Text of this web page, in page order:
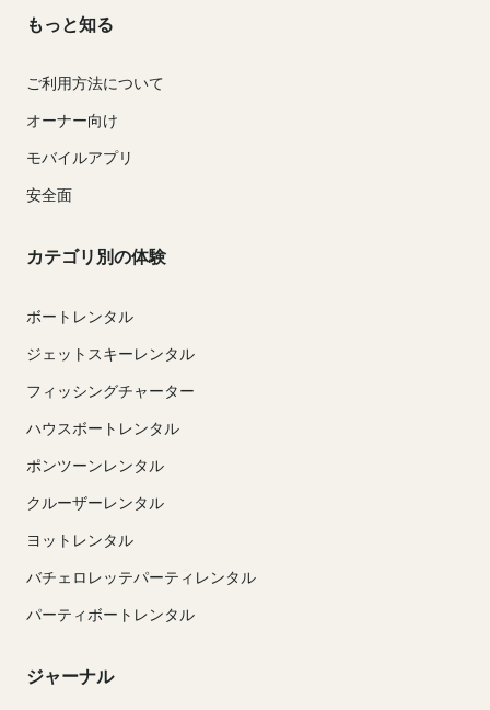
もっと知る
ご利用方法について
オーナー向け
モバイルアプリ
安全面
カテゴリ別の体験
ボートレンタル
ジェットスキーレンタル
フィッシングチャーター
ハウスボートレンタル
ポンツーンレンタル
クルーザーレンタル
ヨットレンタル
バチェロレッテパーティレンタル
パーティボートレンタル
ジャーナル